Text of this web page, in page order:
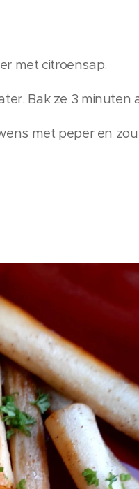
met citroensap.
Bak ze 3 minuten
met peper en